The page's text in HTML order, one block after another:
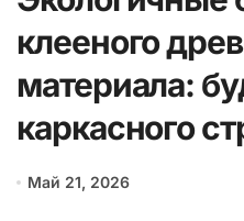
клееного
материала:
каркасного
Май 21, 2026